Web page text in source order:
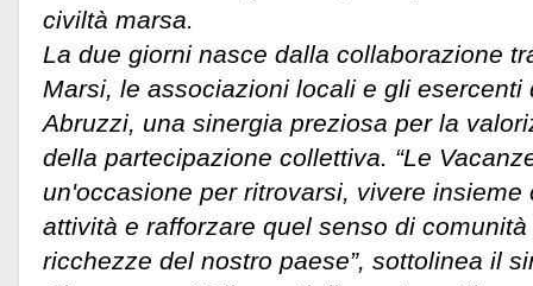
civiltà marsa.
La due giorni nasce dalla collaborazione
Marsi, le associazioni locali e gli esercenti
Abruzzi, una sinergia preziosa per la
della partecipazione collettiva. “Le
un'occasione per ritrovarsi, vivere insieme
attività e rafforzare quel senso di
ricchezze del nostro paese”, sottolinea il